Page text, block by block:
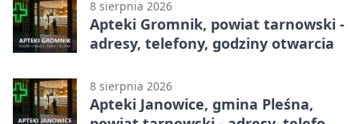
8 sierpnia 2026
Apteki Gromnik, powiat tarnowski -
adresy, telefony, godziny otwarcia
8 sierpnia 2026
Apteki Janowice, gmina Pleśna,